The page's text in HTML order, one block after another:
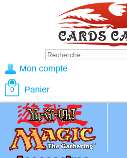
Mon compte
0 Panier